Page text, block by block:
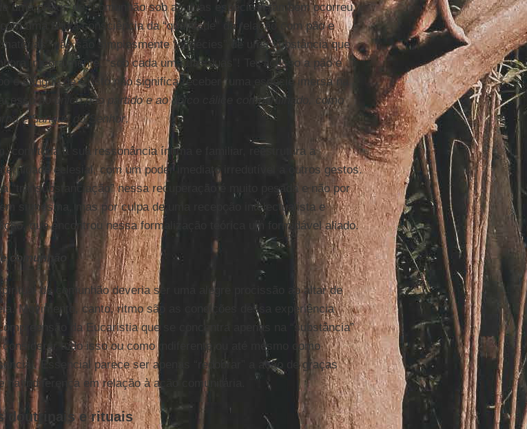
uma práxis de “comunhão sob as duas espécies” também ocorreu,
uma baixa consciência da “qualidade” da relação com pão e
não são simplesmente “espécies” de uma substância que
integralmente, “sob cada uma das duas”! Ter acesso a pão e
e sangue de Cristo não significa receber “uma espécie imersa na
ao
único pão partido e ao único cálice compartilhado, como
e Sangue do Senhor.
com toda a sua ressonância íntima e familiar, reestrutura a
eclesial, com um poder imediato irredutível a outros gestos.
“transubstanciação” nessa recuperação é muito pesada e não por
si mesma, mas por culpa de uma recepção intelectualista e
que encontrou nessa formalização teórica um formidável aliado.
comunhão
de comunhão deveria ser uma alegre procissão ao altar de
Movimento, canto, ritmo são as condições dessa experiência
da Eucaristia que se concentra apenas na “substância”
considerar tudo isso ou como indiferente ou até mesmo como
Essencial parece ser apenas “redobrar” a ação de graças
na indiferença em relação à ação comunitária.
doutrinais e rituais